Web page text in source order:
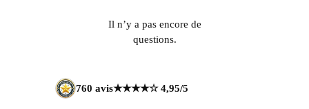
Il n’y a pas encore de
questions.
760 avis★★★★☆ 4,95/5